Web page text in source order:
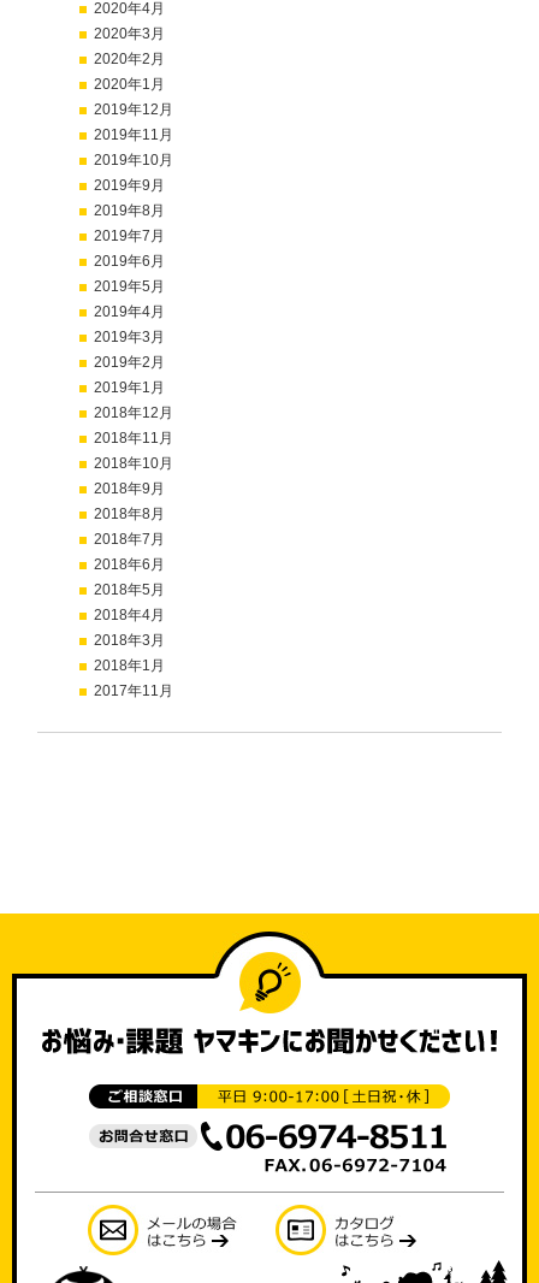
2020年4月
2020年3月
2020年2月
2020年1月
2019年12月
2019年11月
2019年10月
2019年9月
2019年8月
2019年7月
2019年6月
2019年5月
2019年4月
2019年3月
2019年2月
2019年1月
2018年12月
2018年11月
2018年10月
2018年9月
2018年8月
2018年7月
2018年6月
2018年5月
2018年4月
2018年3月
2018年1月
2017年11月